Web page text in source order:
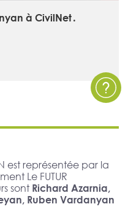
à CivilNet․
est représentée par la
Le FUTUR
sont Richard Azarnia,
Ruben Vardanyan